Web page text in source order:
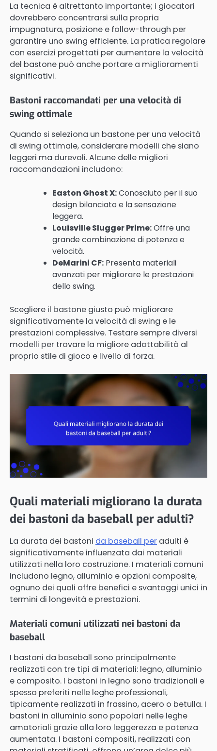
La tecnica è altrettanto importante; i giocatori
dovrebbero concentrarsi sulla propria
impugnatura, posizione e follow-through per
garantire uno swing efficiente. La pratica regolare
con esercizi progettati per aumentare la velocità
del bastone può anche portare a miglioramenti
significativi.
Bastoni raccomandati per una velocità di
swing ottimale
Quando si seleziona un bastone per una velocità
di swing ottimale, considerare modelli che siano
leggeri ma durevoli. Alcune delle migliori
raccomandazioni includono:
Easton Ghost X:Conosciuto per il suo
design bilanciato e la sensazione
leggera.
Louisville Slugger Prime:Offre una
grande combinazione di potenza e
velocità.
DeMarini CF: Presenta materiali
avanzati per migliorare le prestazioni
dello swing.
Scegliere il bastone giusto può migliorare
significativamente la velocità di swing e le
prestazioni complessive. Testare sempre diversi
modelli per trovare la migliore adattabilità al
proprio stile di gioco e livello di forza.
Quali materiali migliorano la durata
dei bastoni da baseball per adulti?
La durata dei bastoni da baseball per adulti è
significativamente influenzata dai materiali
utilizzati nella loro costruzione. I materiali comuni
includono legno, alluminio e opzioni composite,
ognuno dei quali offre benefici e svantaggi unici in
termini di longevità e prestazioni.
Materiali comuni utilizzati nei bastoni da
baseball
I bastoni da baseball sono principalmente
realizzati con tre tipi di materiali: legno, alluminio
e composito. I bastoni in legno sono tradizionali e
spesso preferiti nelle leghe professionali,
tipicamente realizzati in frassino, acero o betulla. I
bastoni in alluminio sono popolari nelle leghe
amatoriali grazie alla loro leggerezza e potenza
aumentata. I bastoni compositi, realizzati con